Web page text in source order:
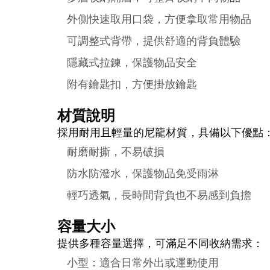
外側快速取用口袋，方便拿取常用物品
可調整式背帶，提供舒適的背負體驗
隱藏式拉鍊，保護物品安全
附有鑰匙扣，方便掛放鑰匙
材質說明
採用耐用且輕量的尼龍材質，具備以下優點：
耐磨耐撕，不易破損
防水防潑水，保護物品免受雨淋
輕巧透氣，長時間背負也不易感到負擔
容量大小
提供多種容量選擇，可滿足不同收納需求：
小型：適合日常外出或運動使用